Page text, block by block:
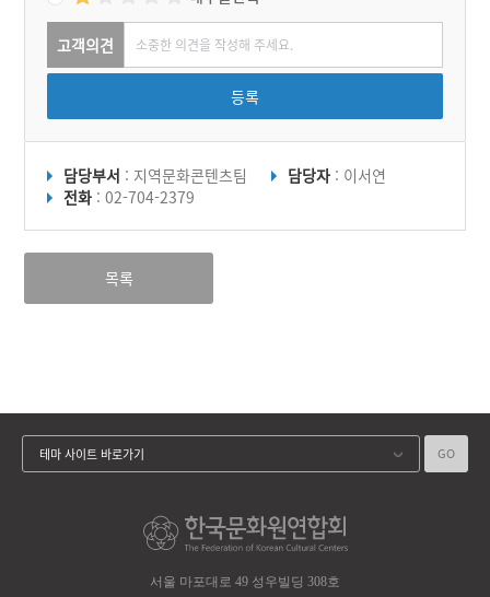
고객의견
등록
담당부서 : 지역문화콘텐츠팀 담당자 : 이서연
전화 : 02-704-2379
목록
서울 마포대로 49 성우빌딩 308호
테마 사이트 바로가기 GO